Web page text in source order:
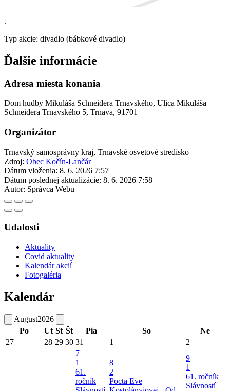
.
Typ akcie: divadlo (bábkové divadlo)
Ďalšie informácie
Adresa miesta konania
Dom hudby Mikuláša Schneidera Trnavského, Ulica Mikuláša
Schneidera Trnavského 5, Trnava, 91701
Organizátor
Trnavský samosprávny kraj, Trnavské osvetové stredisko
Zdroj: Obec Kočín-Lančár
Dátum vloženia: 8. 6. 2026 7:57
Dátum poslednej aktualizácie: 8. 6. 2026 7:58
Autor: Správca Webu
Udalosti
Aktuality
Covid aktuality
Kalendár akcií
Fotogaléria
Kalendár
August2026
Po
Ut St Št Pia So
Ne
27
28 29 30 31 1 2
7
1
61.
ročník
8
2
Pocta Eve
9
1
61. ročník
Slávností